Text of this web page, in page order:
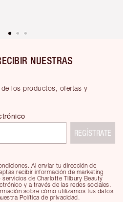
NUESTRAS
los productos, ofertas y
Al enviar tu dirección de
recibir información de marketing
de Charlotte Tilbury Beauty
y a través de las redes sociales.
sobre cómo utilizamos tus datos
Política de privacidad.
REGÍSTRATE